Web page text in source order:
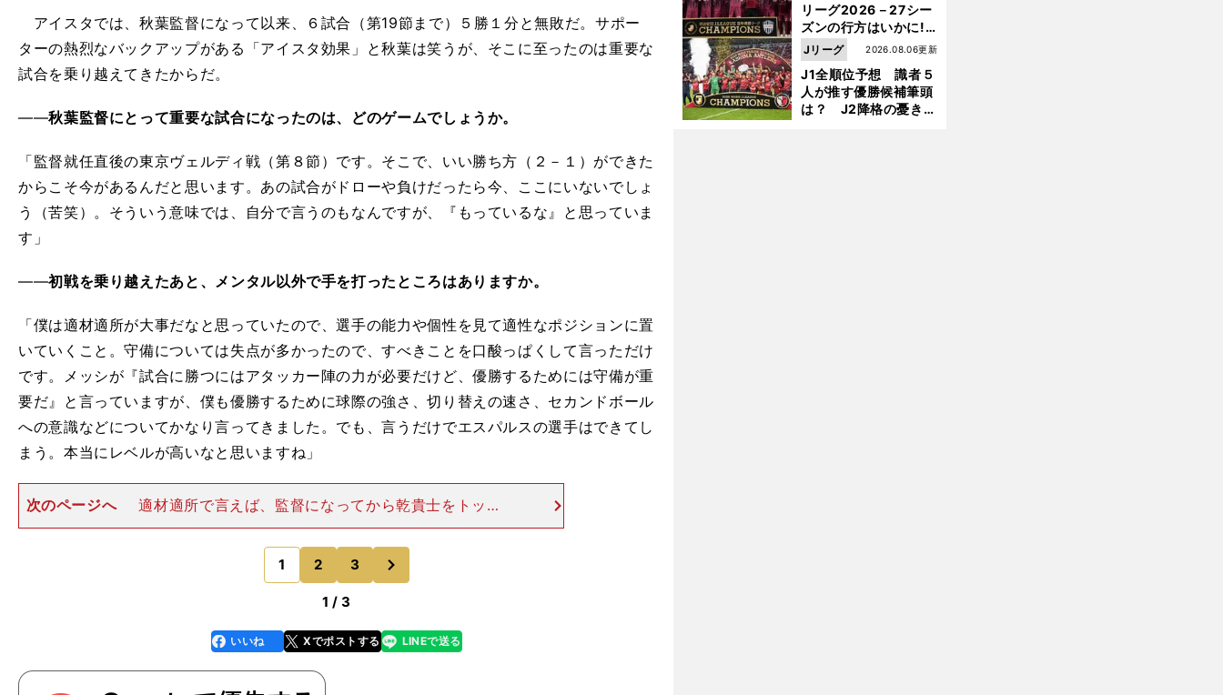
アイスタでは、秋葉監督になって以来、６試合（第19節まで）５勝１分と無敗だ。サポー
ターの熱烈なバックアップがある「アイスタ効果」と秋葉は笑うが、そこに至ったのは重要な
試合を乗り越えてきたからだ。
――秋葉監督にとって重要な試合になったのは、どのゲームでしょうか。
「監督就任直後の東京ヴェルディ戦（第８節）です。そこで、いい勝ち方（２－１）ができた
からこそ今があるんだと思います。あの試合がドローや負けだったら今、ここにいないでしょ
う（苦笑）。そういう意味では、自分で言うのもなんですが、『もっているな』と思っていま
す」
――初戦を乗り越えたあと、メンタル以外で手を打ったところはありますか。
「僕は適材適所が大事だなと思っていたので、選手の能力や個性を見て適性なポジションに置
いていくこと。守備については失点が多かったので、すべきことを口酸っぱくして言っただけ
です。メッシが『試合に勝つにはアタッカー陣の力が必要だけど、優勝するためには守備が重
要だ』と言っていますが、僕も優勝するために球際の強さ、切り替えの速さ、セカンドボール
への意識などについてかなり言ってきました。でも、言うだけでエスパルスの選手はできてし
まう。本当にレベルが高いなと思いますね」
次のページへ
適材適所で言えば、監督になってから乾貴士をトップ
下において、システムを４－２－３－１に変更し、彼中心の攻撃を構築
した。その結果、開幕後７試合５得点と得点力不足に苦しんでいたチー
ムが大量得点で勝つチーム
1 2 3
1 / 3
faceboo
k
いいね Xでポストする
line LINEで送る
普
、
リーグ2026－27シー
ズンの行方はいかに!?
５人の識者が全順位
を大胆予想
J1全順位予想 識者５
人が推す優勝候補筆頭
は？ J2降格の憂き目
2026.08.06更新
Jリーグ